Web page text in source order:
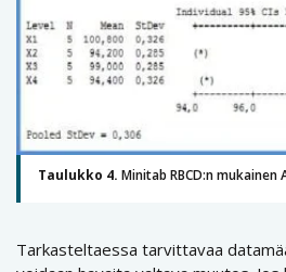
Taulukko 4. Minitab RBCD:n mukainen
Tarkasteltaessa tarvittavaa